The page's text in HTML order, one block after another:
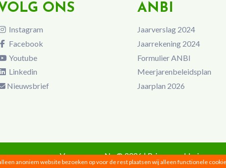
ONS
Instagram
Facebook
Youtube
Linkedin
Nieuwsbrief
ANBI
Jaarverslag 2024
Jaarrekening 2024
Formulier ANBI
Meerjarenbeleidsplan
Jaarplan 2026
Vrouwen van Nu © 2026 |Privacyverklaring
anoniem website bezoeken op voor de rest plaatsen wij alleen functionele